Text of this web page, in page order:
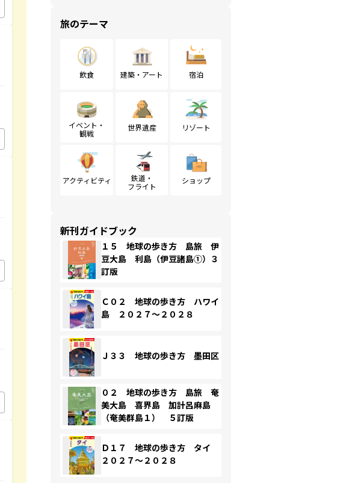
旅のテーマ
飲食 建築・アート 宿泊
イベント・
観戦
世界遺産 リゾート
アクティビティ
鉄道・
フライト
ショップ
新刊ガイドブック
１５ 地球の歩き方 島旅 伊
豆大島 利島（伊豆諸島①）３
訂版
Ｃ０２ 地球の歩き方 ハワイ
島 ２０２７～２０２８
Ｊ３３ 地球の歩き方 墨田区
０２ 地球の歩き方 島旅 奄
美大島 喜界島 加計呂麻島
（奄美群島１） ５訂版
Ｄ１７ 地球の歩き方 タイ
２０２７～２０２８